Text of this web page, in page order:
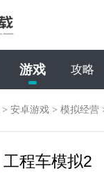
游戏 攻略
>安卓游戏 >模拟经营
工程车模拟2